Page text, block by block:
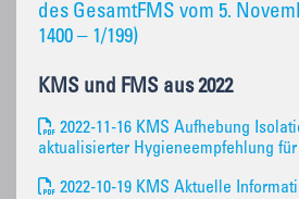
des GesamtFMS vom 5.
1400 – 1/199)
KMS und FMS aus 2022
2022-11-16 KMS Aufhebung
aktualisierter Hygieneempfehlung
2022-10-19 KMS Aktuelle